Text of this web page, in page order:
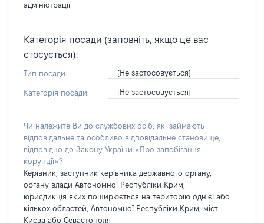
адміністрації
Категорія посади (заповніть, якщо це вас
стосується):
Тип посади: [Не застосовується]
Категорія посади: [Не застосовується]
Чи належите Ви до службових осіб, які займають
відповідальне та особливо відповідальне становище,
відповідно до Закону України «Про запобігання
корупції»?
Керівник, заступник керівника державного органу,
органу влади Автономної Республіки Крим,
юрисдикція яких поширюється на територію однієї або
кількох областей, Автономної Республіки Крим, міст
Києва або Севастополя